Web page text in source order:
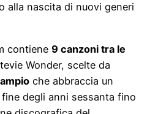
alla nascita di nuovi generi
contiene 9 canzoni tra le
Wonder, scelte da
che abbraccia un
degli anni sessanta fino